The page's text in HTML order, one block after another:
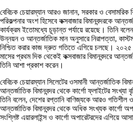
বেবিচক চেয়ারম্যান আরও জানান, সরকার ও বেসামরিক
পরিকল্পনার অংশ হিসেবে কক্সবাজার বিমানবন্দরকে
কার্যক্রম ইতোমধ্যে চূড়ান্ত পর্যায়ে রয়েছে। তিনি
উন্নয়ন ও আন্তর্জাতিক মান অনুসারে নিরাপত্তা,
নিশ্চিত করার কাজ দ্রুত গতিতে এগিয়ে চলছে। ২০২৫
মাসের প্রথম দিক থেকেই কক্সবাজার বিমানবন্দরে
তিনি আশা প্রকাশ করেন।
বেবিচক চেয়ারম্যান সিলেটের ওসমানী আন্তর্জাতিক
আন্তর্জাতিক বিমানবন্দর থেকে কার্গো ফ্লাইটের
তিনি বলেন, দেশের রপ্তানি বাণিজ্যকে আরও গতিশীল
আন্তর্জাতিক বিমানবন্দর থেকে অধিক সংখ্যক কার্গো
সংশ্লিষ্ট এয়ারলাইন্স ও কার্গো অপারেটরদের এগিয়ে